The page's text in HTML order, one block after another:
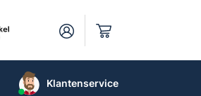
Klantenservice